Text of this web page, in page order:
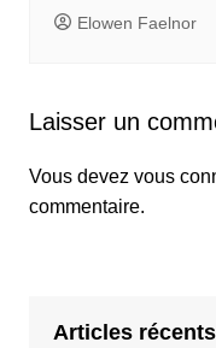
Elowen Faelnor
Laisser un
Vous devez vous
commentaire.
Articles récents